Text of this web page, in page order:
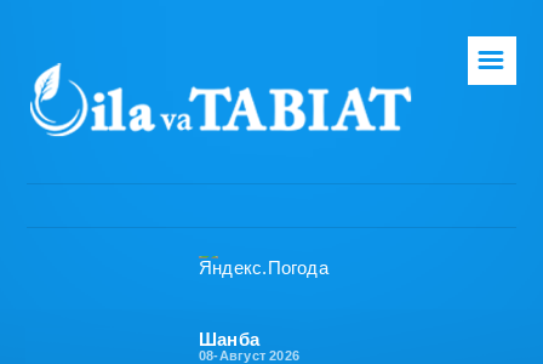
Бош саҳифа
☰
Шанба
08-Август 2026